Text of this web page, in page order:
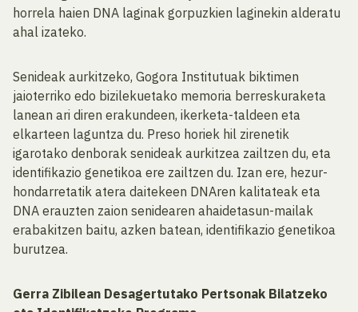
horrela haien DNA laginak gorpuzkien laginekin alderatu
ahal izateko.
Senideak aurkitzeko, Gogora Institutuak biktimen
jaioterriko edo bizilekuetako memoria berreskuraketa
lanean ari diren erakundeen, ikerketa-taldeen eta
elkarteen laguntza du. Preso horiek hil zirenetik
igarotako denborak senideak aurkitzea zailtzen du, eta
identifikazio genetikoa ere zailtzen du. Izan ere, hezur-
hondarretatik atera daitekeen DNAren kalitateak eta
DNA erauzten zaion senidearen ahaidetasun-mailak
erabakitzen baitu, azken batean, identifikazio genetikoa
burutzea.
Gerra Zibilean Desagertutako Pertsonak Bilatzeko